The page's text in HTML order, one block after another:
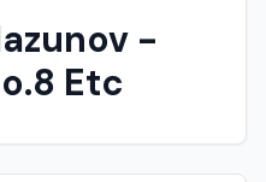
-
Etc